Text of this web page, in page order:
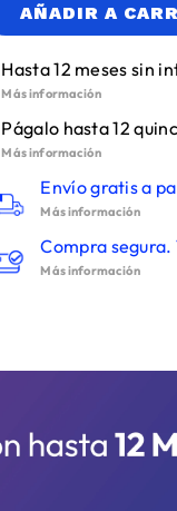
AÑADIR A
Hasta 12 meses sin
Más información
Págalo hasta 12
Más información
Envío gratis a
Más información
Compra
Más información